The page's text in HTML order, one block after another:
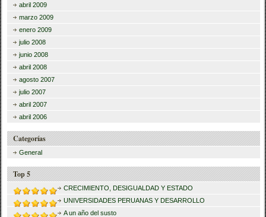
abril 2009
marzo 2009
enero 2009
julio 2008
junio 2008
abril 2008
agosto 2007
julio 2007
abril 2007
abril 2006
Categorías
General
Top 5
CRECIMIENTO, DESIGUALDAD Y ESTADO
UNIVERSIDADES PERUANAS Y DESARROLLO
A un año del susto